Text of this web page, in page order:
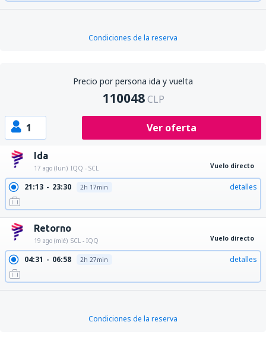
Condiciones de la reserva
Precio por persona ida y vuelta
110048 CLP
1 Ver oferta
Ida
17 ago (lun) IQQ - SCL Vuelo directo
21:13 23:30 2h 17min detalles
Retorno
19 ago (mié) SCL - IQQ Vuelo directo
04:31 06:58 2h 27min detalles
Condiciones de la reserva